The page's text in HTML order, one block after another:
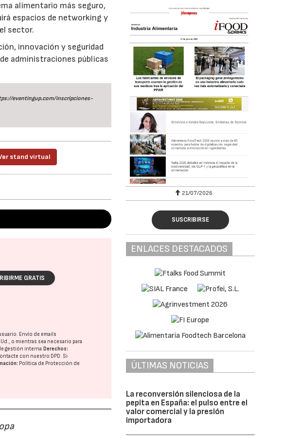
alimentario más seguro,
espacios de networking y
sector.
innovación y seguridad
administraciones públicas
eventingup.com/inscripciones-
stand virtual
GRATIS
Envío de emails
o mientras sea necesario para
gestión interna.Derechos:
con nuestro DPD. Si
Política de Protección de
21/07/2026
SUSCRIBIRSE
ENLACES DESTACADOS
ÚLTIMAS NOTICIAS
La reconversión silenciosa de la
pepita en España: el pulso entre el
valor comercial y la presión
importadora